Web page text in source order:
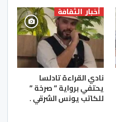
أخبار الثقافة
نادي القراءة تادلسا
يحتفي برواية ” صرخة ”
للكاتب يونس الشرقي .